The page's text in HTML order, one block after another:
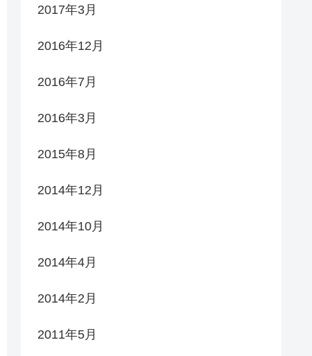
2017年3月
2016年12月
2016年7月
2016年3月
2015年8月
2014年12月
2014年10月
2014年4月
2014年2月
2011年5月